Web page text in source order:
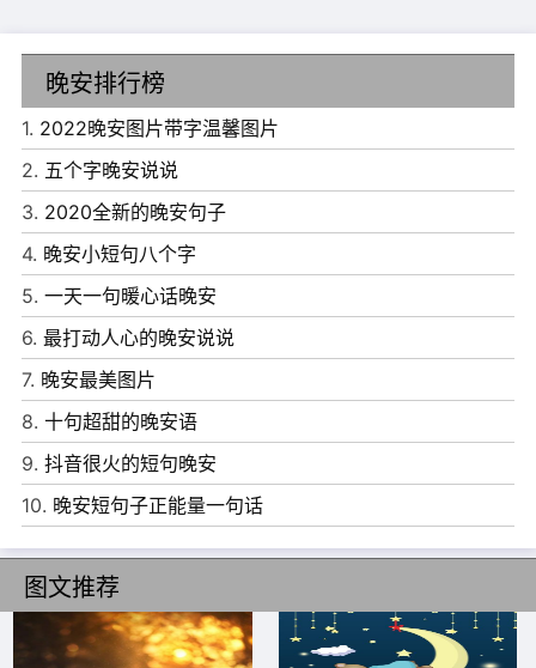
9、别想太多了，努力做好手头的事情，往后的日子才能慢
慢好起来。晚安~
10、当我们努力使自己变得比此时更好的时候，我们周围的
一切，也会变得更好。晚安~
11、给理想留点时间，熬过低谷，繁华自现。晚安~
12、关于生活，如果你改变不了别人，至少让自己永远善
良，永远友好。晚安!
13、好好努力，你才可能变成自己所想的那种人，走自己想
走的那条路。晚安!
14、后来我才意识到，很多事情上都可以努力，但人与人之
间不行。能走到最后的，其实一开始就是同路人。晚安~
15、加油，你迟早会拥有闪闪发光的生活的!晚安~
16、你表现的毫无兴趣/我当然要收回所有的好感。晚安~
17、你迟早要独立生活，孤独是每个人都要面临的课题，早
晚安排行榜
1. 2022晚安图片带字温馨图片
2. 五个字晚安说说
3. 2020全新的晚安句子
4. 晚安小短句八个字
5. 一天一句暖心话晚安
6. 最打动人心的晚安说说
7. 晚安最美图片
8. 十句超甜的晚安语
9. 抖音很火的短句晚安
10. 晚安短句子正能量一句话
图文推荐